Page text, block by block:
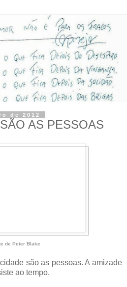
de 2012
AS PESSOAS
de Peter Blake
são as pessoas. A amizade
ao tempo.